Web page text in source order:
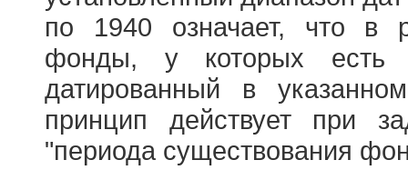
по 1940 означает, что в
фонды, у которых есть
датированный в
принцип действует при
"периода существования